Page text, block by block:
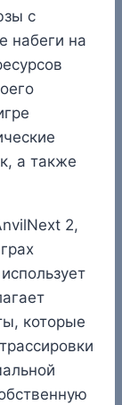
с
набеги на
а также
2,
которые